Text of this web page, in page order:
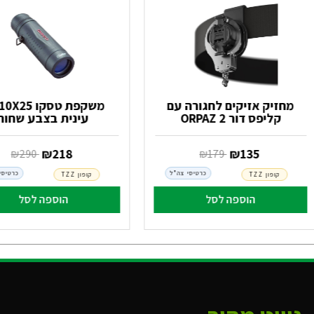
מחזיק אזיקים לחגורה עם
קליפס דור 2 ORPAZ
‏ ₪
179 135
הוספה לסל
כרטיסי צה"ל קופון TZZ
עינית בצבע
‏ ₪
290 ‏ ₪
218
הוספה לסל
קופון TZZ